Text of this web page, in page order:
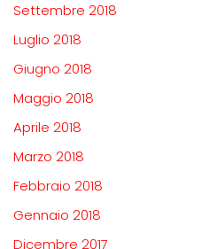
Settembre 2018
Luglio 2018
Giugno 2018
Maggio 2018
Aprile 2018
Marzo 2018
Febbraio 2018
Gennaio 2018
Dicembre 2017